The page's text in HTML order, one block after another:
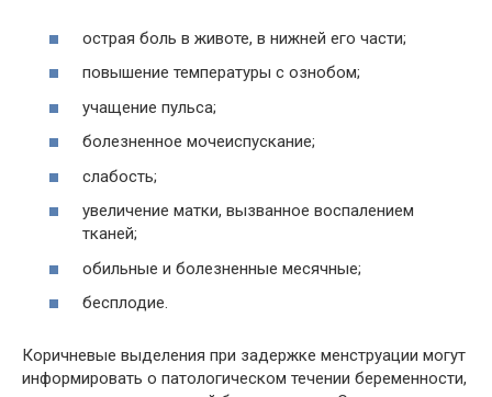
острая боль в животе, в нижней его части;
повышение температуры с ознобом;
учащение пульса;
болезненное мочеиспускание;
слабость;
увеличение матки, вызванное воспалением
тканей;
обильные и болезненные месячные;
бесплодие.
Коричневые выделения при задержке менструации могут
информировать о патологическом течении беременности,